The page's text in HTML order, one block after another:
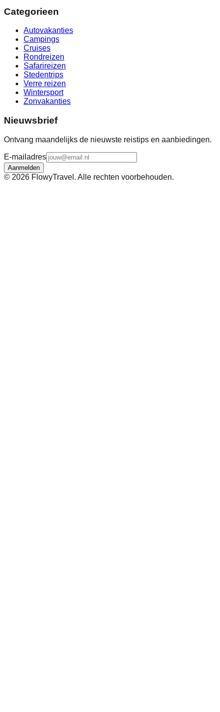
Categorieen
Autovakanties
Campings
Cruises
Rondreizen
Safarireizen
Stedentrips
Verre reizen
Wintersport
Zonvakanties
Nieuwsbrief
Ontvang maandelijks de nieuwste reistips en aanbiedingen.
E-mailadres
Aanmelden
© 2026 FlowyTravel. Alle rechten voorbehouden.